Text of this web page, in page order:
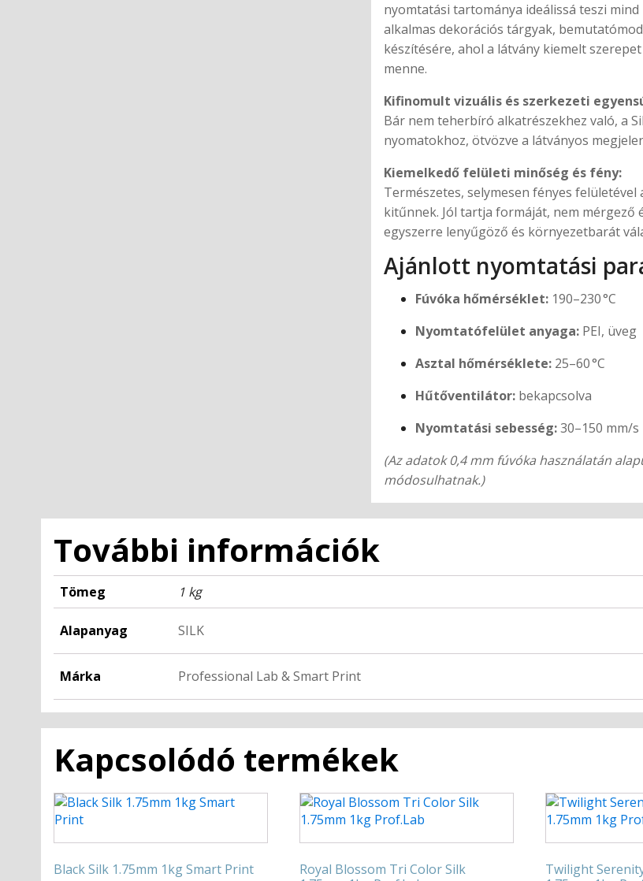
nyomtatási tartománya ideálissá teszi
alkalmas dekorációs tárgyak,
készítésére, ahol a látvány kiemelt
menne.
Kifinomult vizuális és szerkezeti
Bár nem teherbíró alkatrészekhez való, a
nyomatokhoz, ötvözve a látványos
Kiemelkedő felületi minőség és fény:
Természetes, selymesen fényes
kitűnnek. Jól tartja formáját, nem
egyszerre lenyűgöző és környezetbarát
Ajánlott nyomtatási
Fúvóka hőmérséklet:190–230 °C
Nyomtatófelület anyaga:PEI, üveg
Asztal hőmérséklete:25–60 °C
Hűtőventilátor:bekapcsolva
Nyomtatási sebesség:30–150 mm/s
(Az adatok 0,4 mm fúvóka használatán
módosulhatnak.)
További információk
Tömeg 1 kg
Alapanyag SILK
Márka Professional Lab & Smart Print
Kapcsolódó termékek
Black Silk 1.75mm 1kg Smart Print
Royal Blossom Tri Color Silk
Twilight